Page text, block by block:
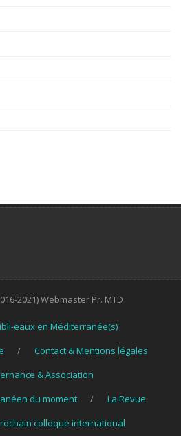
2021) Webmaster Pr. MTD
eaux en Méditerranée(s)
Contact & Mentions légales
& Association
du moment
La Revue
colloque international